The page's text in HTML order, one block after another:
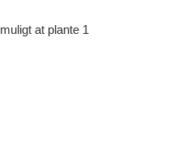
at plante 1